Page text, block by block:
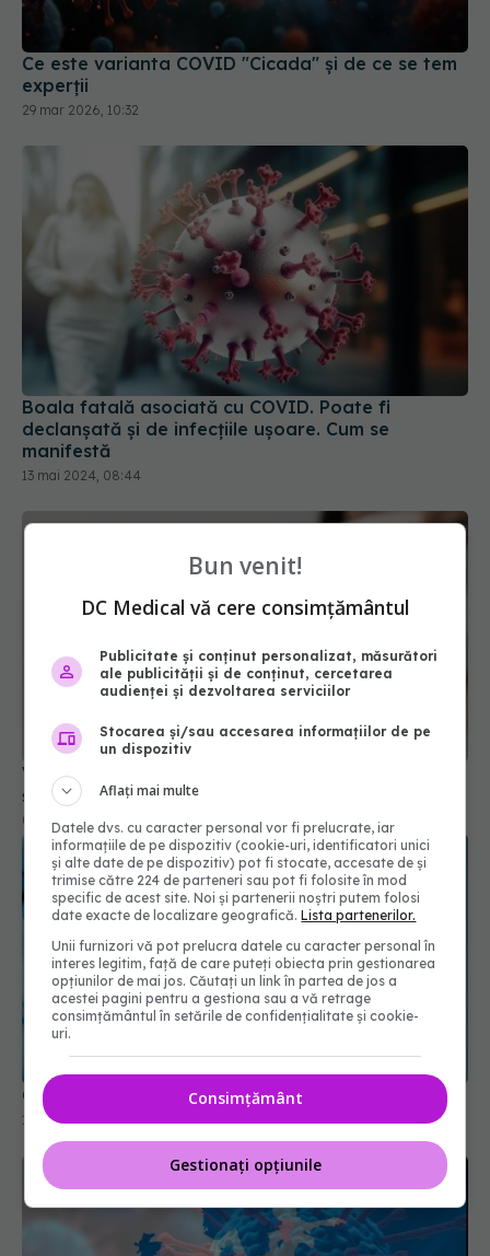
Ce este varianta COVID "Cicada" și de ce se tem
experții
29 mar 2026, 10:32
Boala fatală asociată cu COVID. Poate fi
declanșată și de infecțiile ușoare. Cum se
manifestă
13 mai 2024, 08:44
Vaccinul anti-COVID a scăzut incidența AVC-urilor
și a infarctului
03 aug 2024, 16:27
Ce trebuie să știi dacă ai avut COVID
13 dec 2025, 15:27
Bun venit!
DC Medical vă cere consimțământul
Publicitate și conținut personalizat, măsurători
ale publicității și de conținut, cercetarea
audienței și dezvoltarea serviciilor
Stocarea și/sau accesarea informațiilor de pe
un dispozitiv
Aflați mai multe
Datele dvs. cu caracter personal vor fi prelucrate, iar
informațiile de pe dispozitiv (cookie-uri, identificatori unici
și alte date de pe dispozitiv) pot fi stocate, accesate de și
trimise către 224 de parteneri sau pot fi folosite în mod
specific de acest site. Noi și partenerii noștri putem folosi
date exacte de localizare geografică.Lista partenerilor.
Unii furnizori vă pot prelucra datele cu caracter personal în
interes legitim, față de care puteți obiecta prin gestionarea
opțiunilor de mai jos. Căutați un link în partea de jos a
acestei pagini pentru a gestiona sau a vă retrage
consimțământul în setările de confidențialitate și cookie-
uri.
Consimțământ
Gestionați opțiunile